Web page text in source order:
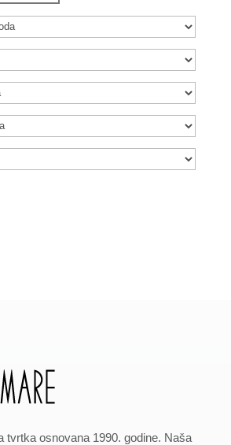
tvrtka osnovana 1990. godine. Naša